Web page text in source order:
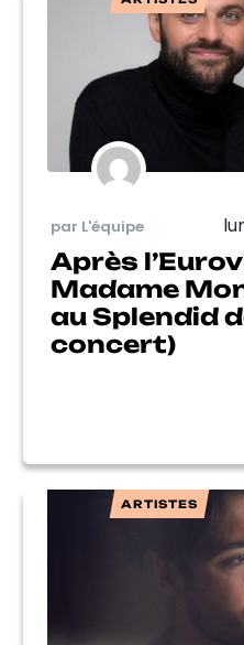
par L'équipe
Après
Madame
au Splendid
concert)
ARTISTES